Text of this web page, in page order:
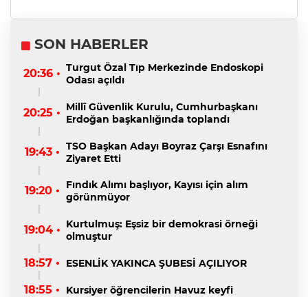
SON HABERLER
20:36 • Turgut Özal Tıp Merkezinde Endoskopi
Odası açıldı
20:25 • Millî Güvenlik Kurulu, Cumhurbaşkanı
Erdoğan başkanlığında toplandı
19:43 • TSO Başkan Adayı Boyraz Çarşı Esnafını
Ziyaret Etti
19:20 •
Fındık Alımı başlıyor, Kayısı için alım
görünmüyor
19:04 • Kurtulmuş: Eşsiz bir demokrasi örneği
olmuştur
18:57 • ESENLİK YAKINCA ŞUBESİ AÇILIYOR
18:55 • Kursiyer öğrencilerin Havuz keyfi